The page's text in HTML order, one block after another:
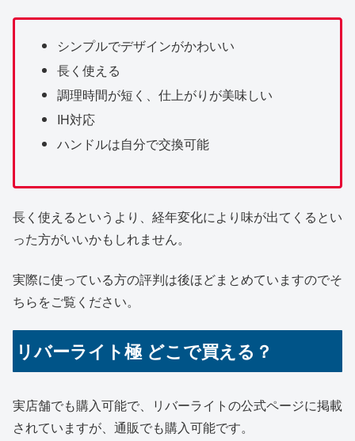
シンプルでデザインがかわいい
長く使える
調理時間が短く、仕上がりが美味しい
IH対応
ハンドルは自分で交換可能
長く使えるというより、経年変化により味が出てくるとい
った方がいいかもしれません。
実際に使っている方の評判は後ほどまとめていますのでそ
ちらをご覧ください。
リバーライト極 どこで買える？
実店舗でも購入可能で、リバーライトの公式ページに掲載
されていますが、通販でも購入可能です。